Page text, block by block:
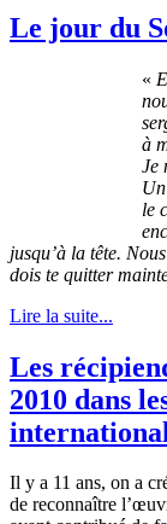
Le jour du
«
à
Je
le
jusqu’à la tête.
dois te quitter
Lire la suite...
Les
2010 dans
Il y a 11 ans, on a
de reconnaître